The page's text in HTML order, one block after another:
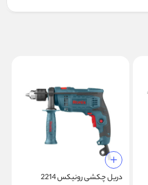
دریل چکشی رونیکس 2214